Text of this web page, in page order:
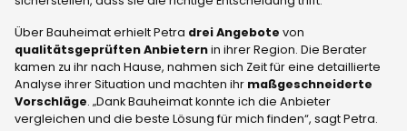
Über Bauheimat erhielt Petra drei Angebote von
qualitätsgeprüften Anbieternin ihrer Region. Die Berater
kamen zu ihr nach Hause, nahmen sich Zeit für eine detaillierte
Analyse ihrer Situation und machten ihr maßgeschneiderte
Vorschläge. „Dank Bauheimat konnte ich die Anbieter
vergleichen und die beste Lösung für mich finden“, sagt Petra.